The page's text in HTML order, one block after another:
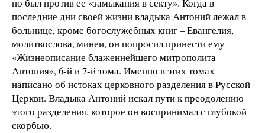
но был против ее «замыкания в секту». Когда в
последние дни своей жизни владыка Антоний лежал в
больнице, кроме богослужебных книг – Евангелия,
молитвослова, минеи, он попросил принести ему
«Жизнеописание блаженнейшего митрополита
Антония», 6-й и 7-й тома. Именно в этих томах
написано об истоках церковного разделения в Русской
Церкви. Владыка Антоний искал пути к преодолению
этого разделения, которое он воспринимал с глубокой
скорбью.